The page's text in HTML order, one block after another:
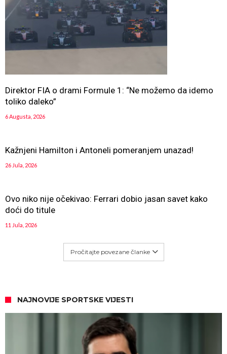
Direktor FIA o drami Formule 1: “Ne možemo da idemo
toliko daleko”
6 Augusta, 2026
Kažnjeni Hamilton i Antoneli pomeranjem unazad!
26 Jula, 2026
Ovo niko nije očekivao: Ferrari dobio jasan savet kako
doći do titule
11 Jula, 2026
Pročitajte povezane članke
NAJNOVIJE SPORTSKE VIJESTI